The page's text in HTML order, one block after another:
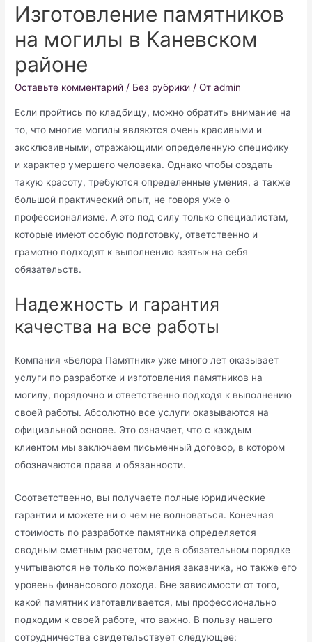
Изготовление памятников
на могилы в Каневском
районе
Оставьте комментарий / Без рубрики / От admin
Если пройтись по кладбищу, можно обратить внимание на
то, что многие могилы являются очень красивыми и
эксклюзивными, отражающими определенную специфику
и характер умершего человека. Однако чтобы создать
такую красоту, требуются определенные умения, а также
большой практический опыт, не говоря уже о
профессионализме. А это под силу только специалистам,
которые имеют особую подготовку, ответственно и
грамотно подходят к выполнению взятых на себя
обязательств.
Надежность и гарантия
качества на все работы
Компания «Белора Памятник» уже много лет оказывает
услуги по разработке и изготовления памятников на
могилу, порядочно и ответственно подходя к выполнению
своей работы. Абсолютно все услуги оказываются на
официальной основе. Это означает, что с каждым
клиентом мы заключаем письменный договор, в котором
обозначаются права и обязанности.
Соответственно, вы получаете полные юридические
гарантии и можете ни о чем не волноваться. Конечная
стоимость по разработке памятника определяется
сводным сметным расчетом, где в обязательном порядке
учитываются не только пожелания заказчика, но также его
уровень финансового дохода. Вне зависимости от того,
какой памятник изготавливается, мы профессионально
подходим к своей работе, что важно. В пользу нашего
сотрудничества свидетельствует следующее: